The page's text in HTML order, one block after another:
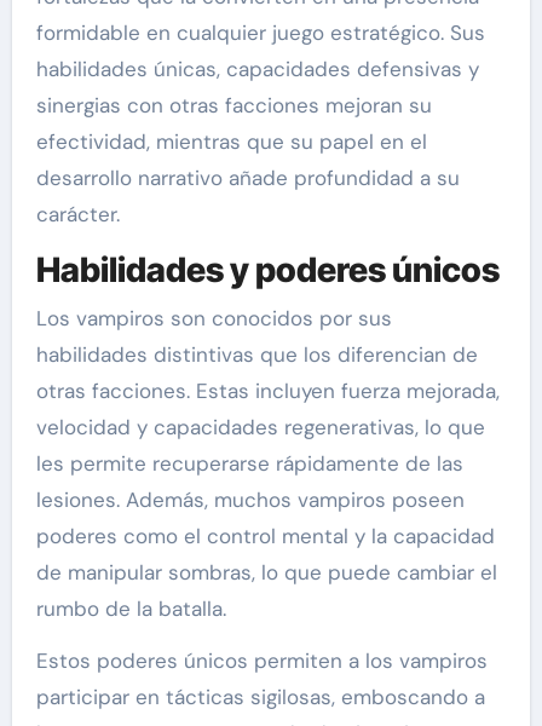
formidable en cualquier juego estratégico. Sus
habilidades únicas, capacidades defensivas y
sinergias con otras facciones mejoran su
efectividad, mientras que su papel en el
desarrollo narrativo añade profundidad a su
carácter.
Habilidades y poderes únicos
Los vampiros son conocidos por sus
habilidades distintivas que los diferencian de
otras facciones. Estas incluyen fuerza mejorada,
velocidad y capacidades regenerativas, lo que
les permite recuperarse rápidamente de las
lesiones. Además, muchos vampiros poseen
poderes como el control mental y la capacidad
de manipular sombras, lo que puede cambiar el
rumbo de la batalla.
Estos poderes únicos permiten a los vampiros
participar en tácticas sigilosas, emboscando a